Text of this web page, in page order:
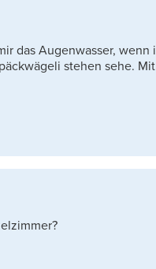
das Augenwasser,
stehen sehe.